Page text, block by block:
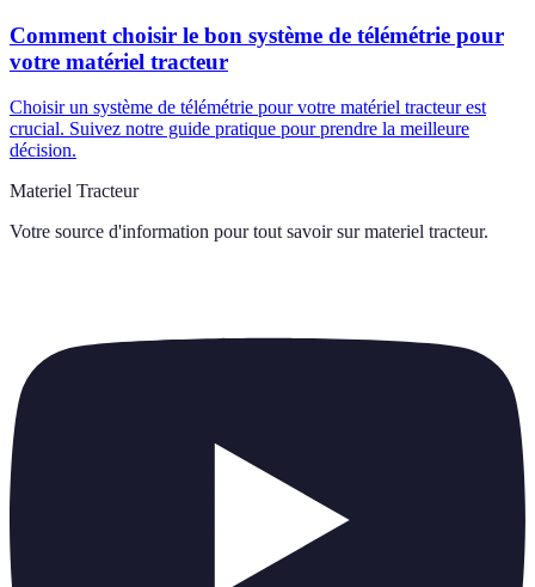
Comment choisir le bon système de télémétrie pour
votre matériel tracteur
Choisir un système de télémétrie pour votre matériel tracteur est
crucial. Suivez notre guide pratique pour prendre la meilleure
décision.
Materiel Tracteur
Votre source d'information pour tout savoir sur materiel tracteur.